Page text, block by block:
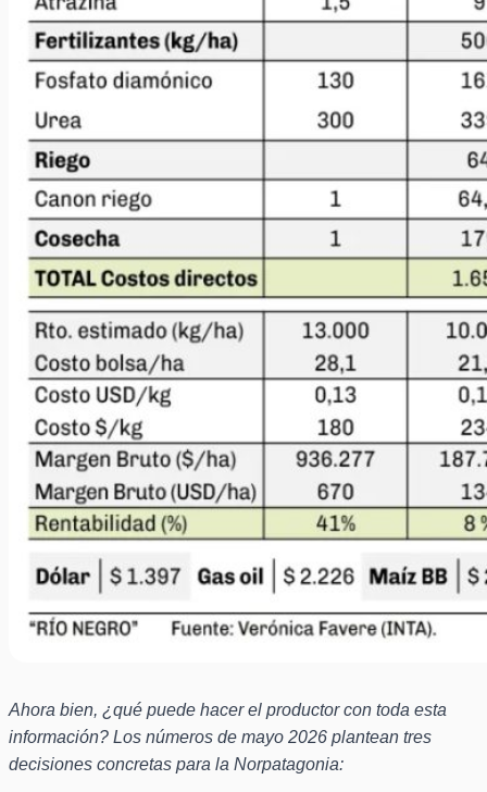
Ahora bien, ¿qué puede hacer el productor con toda esta
información? Los números de mayo 2026 plantean tres
decisiones concretas para la Norpatagonia: